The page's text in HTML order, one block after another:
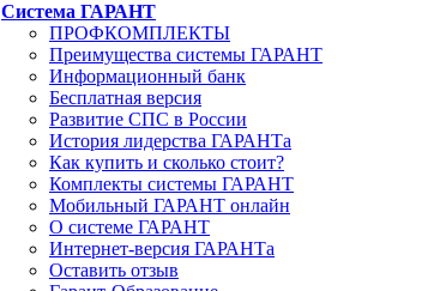
Система ГАРАНТ
ПРОФКОМПЛЕКТЫ
Преимущества системы ГАРАНТ
Информационный банк
Бесплатная версия
Развитие СПС в России
История лидерства ГАРАНТа
Как купить и сколько стоит?
Комплекты системы ГАРАНТ
Мобильный ГАРАНТ онлайн
О системе ГАРАНТ
Интернет-версия ГАРАНТа
Оставить отзыв